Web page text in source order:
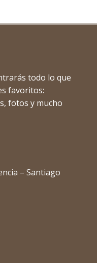
todo lo que
favoritos:
fotos y mucho
– Santiago